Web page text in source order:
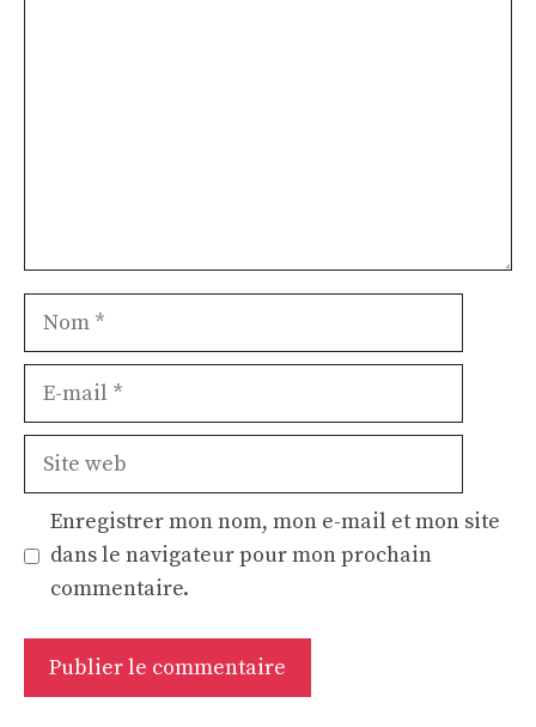
Nom
Site
Enregistrer mon nom, mon e-mail et mon site
dans le navigateur pour mon prochain
commentaire.